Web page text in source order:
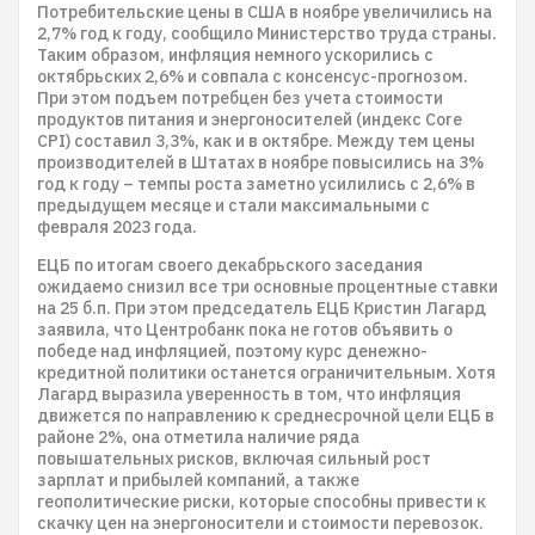
Потребительские цены в США в ноябре увеличились на
2,7% год к году, сообщило Министерство труда страны.
Таким образом, инфляция немного ускорились с
октябрьских 2,6% и совпала с консенсус-прогнозом.
При этом подъем потребцен без учета стоимости
продуктов питания и энергоносителей (индекс Core
CPI) составил 3,3%, как и в октябре. Между тем цены
производителей в Штатах в ноябре повысились на 3%
год к году – темпы роста заметно усилились с 2,6% в
предыдущем месяце и стали максимальными с
февраля 2023 года.
ЕЦБ по итогам своего декабрьского заседания
ожидаемо снизил все три основные процентные ставки
на 25 б.п. При этом председатель ЕЦБ Кристин Лагард
заявила, что Центробанк пока не готов объявить о
победе над инфляцией, поэтому курс денежно-
кредитной политики останется ограничительным. Хотя
Лагард выразила уверенность в том, что инфляция
движется по направлению к среднесрочной цели ЕЦБ в
районе 2%, она отметила наличие ряда
повышательных рисков, включая сильный рост
зарплат и прибылей компаний, а также
геополитические риски, которые способны привести к
скачку цен на энергоносители и стоимости перевозок.